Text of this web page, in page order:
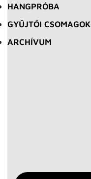
HANGPRÓBA
GYŰJTŐI CSOMAGOK
ARCHÍVUM